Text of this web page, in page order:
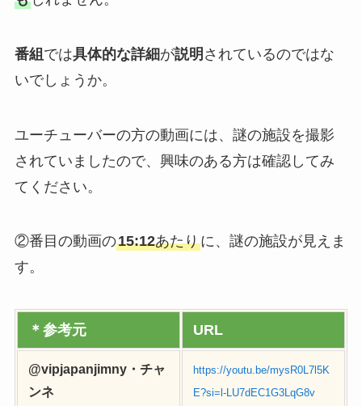
番組 では具体的な詳細が説明 されているのではな
いでしょうか。
ユーチューバーの方の動画には、謎の施設を撮影
されていましたので、興味のある方は確認してみ
てください。
②番目の動画の15:12あたりに、謎の施設が見えま
す。
＊参考元 URL
@vipjapanjimny・チャ
ンネ
https://youtu.be/mysR0L7l5K
E?si=l-LU7dEC1G3LqG8v